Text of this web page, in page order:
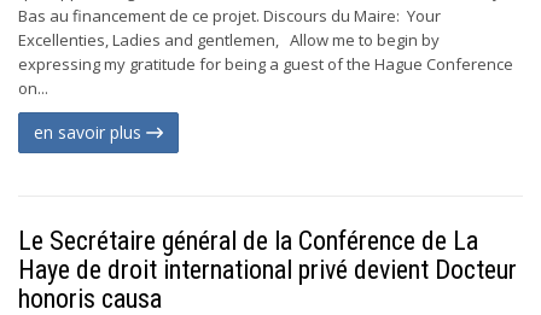
Bas au financement de ce projet. Discours du Maire: Your
Excellenties, Ladies and gentlemen, Allow me to begin by
expressing my gratitude for being a guest of the Hague Conference
on...
en savoir plus
Le Secrétaire général de la Conférence de La
Haye de droit international privé devient Docteur
honoris causa